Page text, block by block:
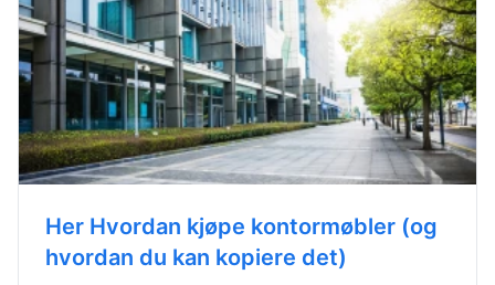
Her Hvordan kjøpe kontormøbler (og
hvordan du kan kopiere det)